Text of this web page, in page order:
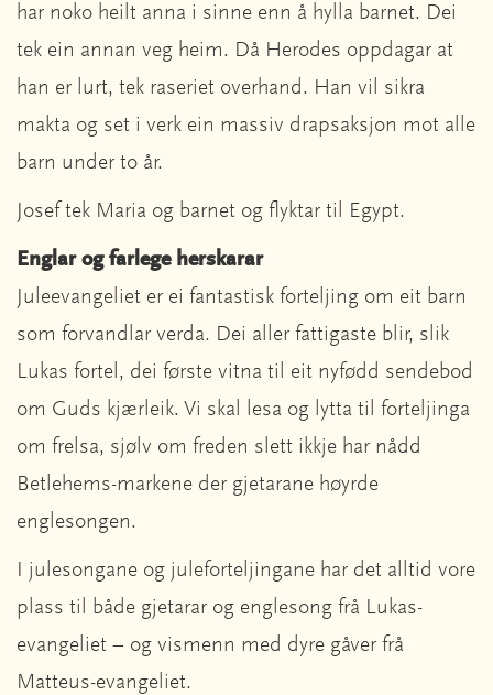
har noko heilt anna i sinne enn å hylla barnet. Dei
tek ein annan veg heim. Då Herodes oppdagar at
han er lurt, tek raseriet overhand. Han vil sikra
makta og set i verk ein massiv drapsaksjon mot alle
barn under to år.
Josef tek Maria og barnet og flyktar til Egypt.
Englar og farlege herskarar
Juleevangeliet er ei fantastisk forteljing om eit barn
som forvandlar verda. Dei aller fattigaste blir, slik
Lukas fortel, dei første vitna til eit nyfødd sendebod
om Guds kjærleik. Vi skal lesa og lytta til forteljinga
om frelsa, sjølv om freden slett ikkje har nådd
Betlehems-markene der gjetarane høyrde
englesongen.
I julesongane og juleforteljingane har det alltid vore
plass til både gjetarar og englesong frå Lukas-
evangeliet – og vismenn med dyre gåver frå
Matteus-evangeliet.